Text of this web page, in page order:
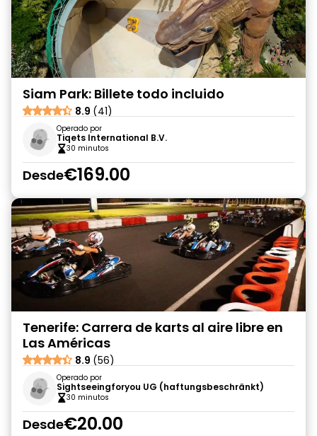
Siam Park: Billete todo incluido
8.9 (41)
Operado por
Tiqets International B.V.
30 minutos
Desde€169.00
Tenerife: Carrera de karts al aire libre en
Las Américas
8.9 (56)
Operado por
Sightseeingforyou UG (haftungsbeschränkt)
30 minutos
Desde€20.00